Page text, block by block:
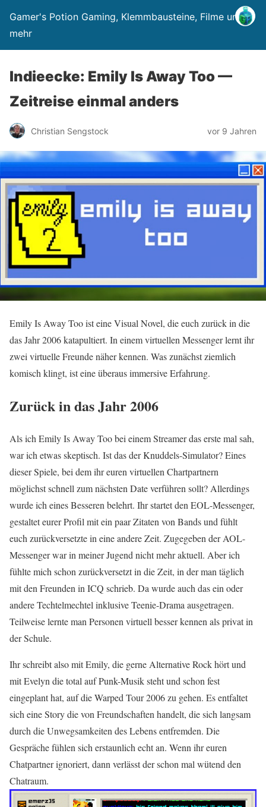
Gamer's Potion Gaming, Klemmbausteine, Filme und
mehr
Indieecke: Emily Is Away Too —
Zeitreise einmal anders
Christian Sengstock vor 9 Jahren
Emily Is Away Too ist eine Visual Novel, die euch zurück in die
das Jahr 2006 katapultiert. In einem virtuellen Messenger lernt ihr
zwei virtuelle Freunde näher kennen. Was zunächst ziemlich
komisch klingt, ist eine überaus immersive Erfahrung.
Zurück in das Jahr 2006
Als ich Emily Is Away Too bei einem Streamer das erste mal sah,
war ich etwas skeptisch. Ist das der Knuddels-Simulator? Eines
dieser Spiele, bei dem ihr euren virtuellen Chartpartnern
möglichst schnell zum nächsten Date verführen sollt? Allerdings
wurde ich eines Besseren belehrt. Ihr startet den EOL-Messenger,
gestaltet eurer Profil mit ein paar Zitaten von Bands und fühlt
euch zurückversetzte in eine andere Zeit. Zugegeben der AOL-
Messenger war in meiner Jugend nicht mehr aktuell. Aber ich
fühlte mich schon zurückversetzt in die Zeit, in der man täglich
mit den Freunden in ICQ schrieb. Da wurde auch das ein oder
andere Techtelmechtel inklusive Teenie-Drama ausgetragen.
Teilweise lernte man Personen virtuell besser kennen als privat in
der Schule.
Ihr schreibt also mit Emily, die gerne Alternative Rock hört und
mit Evelyn die total auf Punk-Musik steht und schon fest
eingeplant hat, auf die Warped Tour 2006 zu gehen. Es entfaltet
sich eine Story die von Freundschaften handelt, die sich langsam
durch die Unwegsamkeiten des Lebens entfremden. Die
Gespräche fühlen sich erstaunlich echt an. Wenn ihr euren
Chatpartner ignoriert, dann verlässt der schon mal wütend den
Chatraum.